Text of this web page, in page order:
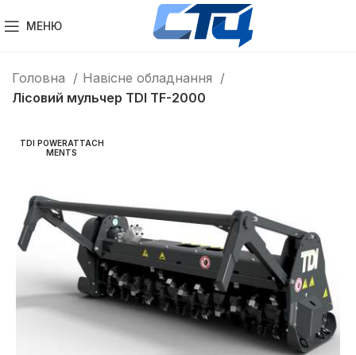
МЕНЮ
Головна
Навісне обладнання
Лісовий мульчер TDI TF-2000
TDI POWERATTACH
MENTS